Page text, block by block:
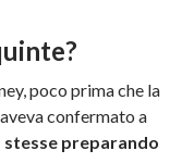
poco prima che la
confermato a
preparando